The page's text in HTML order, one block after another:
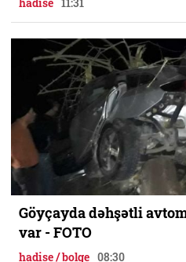
hadise 11:31
Göyçayda dəhşətli
var - FOTO
hadise / bolge 08:30